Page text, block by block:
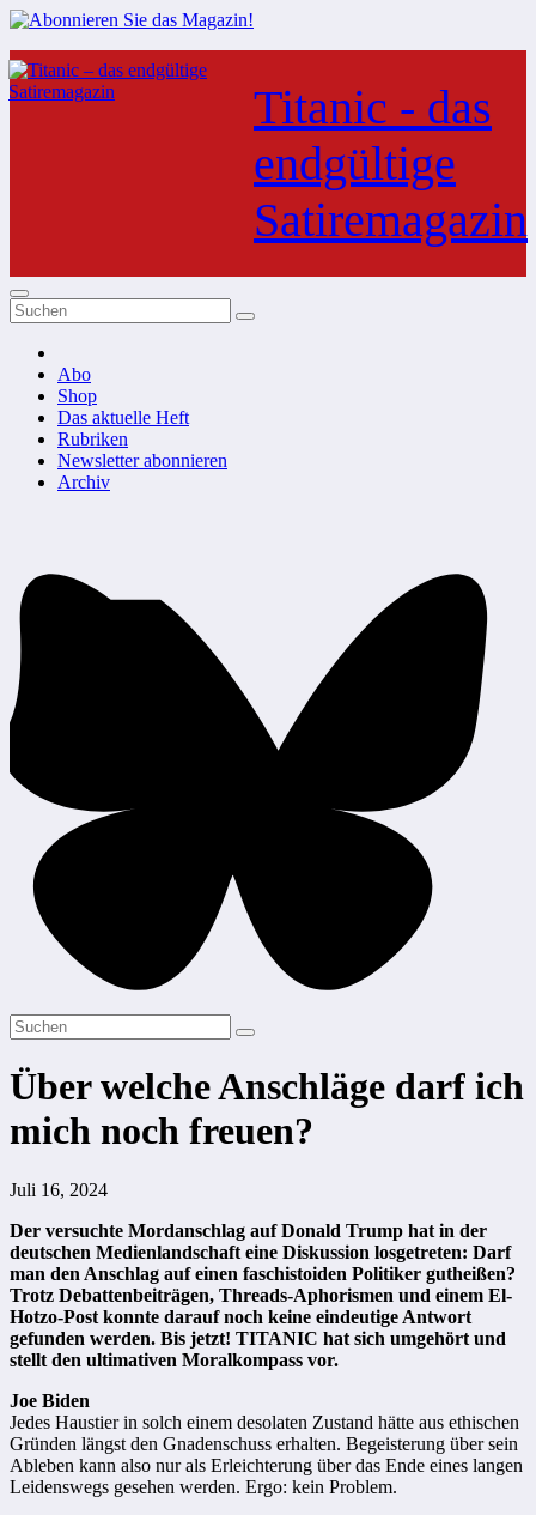
Zum
Inhalt
springen
Titanic - das
endgültige
Satiremagazin
Abo
Shop
Das aktuelle Heft
Rubriken
Newsletter abonnieren
Archiv
Über welche Anschläge darf ich
mich noch freuen?
Juli 16, 2024
Der versuchte Mordanschlag auf Donald Trump hat in der
deutschen Medienlandschaft eine Diskussion losgetreten: Darf
man den Anschlag auf einen faschistoiden Politiker gutheißen?
Trotz Debattenbeiträgen, Threads-Aphorismen und einem El-
Hotzo-Post konnte darauf noch keine eindeutige Antwort
gefunden werden. Bis jetzt! TITANIC hat sich umgehört und
stellt den ultimativen Moralkompass vor.
Joe Biden
Jedes Haustier in solch einem desolaten Zustand hätte aus ethischen
Gründen längst den Gnadenschuss erhalten. Begeisterung über sein
Ableben kann also nur als Erleichterung über das Ende eines langen
Leidenswegs gesehen werden. Ergo: kein Problem.